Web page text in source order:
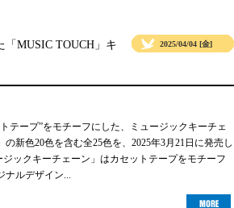
MUSIC TOUCH」キ
2025/04/04 [金]
テープ”をモチーフにした、ミュージックキーチェ
新色20色を含む全25色を、2025年3月21日に発売し
ックキーチェーン」はカセットテープをモチーフ
ナルデザイン...